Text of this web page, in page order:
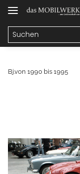
Bj.von 1990 bis 1995